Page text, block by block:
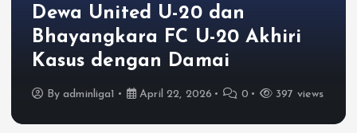
Dewa United U-20 dan
Bhayangkara FC U-20 Akhiri
Kasus dengan Damai
Byadminliga1 April 22, 2026 0 397 views